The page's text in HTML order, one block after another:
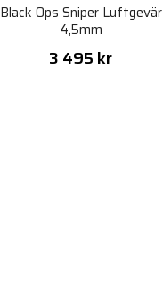
Black Ops Sniper Luftgevär
4,5mm
3 495 kr